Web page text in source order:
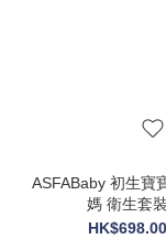
ASFABaby 初生寶
媽 衛生套裝
HK$698.00